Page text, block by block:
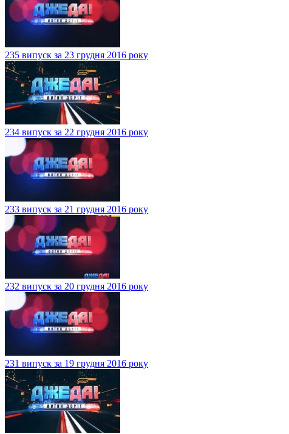
235 випуск за 23 грудня 2016 року
234 випуск за 22 грудня 2016 року
233 випуск за 21 грудня 2016 року
232 випуск за 20 грудня 2016 року
231 випуск за 19 грудня 2016 року